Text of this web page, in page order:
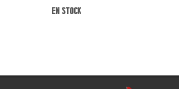
en stock